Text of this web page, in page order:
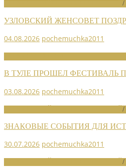
/
УЗЛОВСКИЙ ЖЕНСОВЕТ
04.08.2026 pochemuchka2011
В ТУЛЕ ПРОШЕЛ ФЕСТИВАЛЬ
03.08.2026 pochemuchka2011
/
ЗНАКОВЫЕ СОБЫТИЯ ДЛЯ
30.07.2026 pochemuchka2011
/